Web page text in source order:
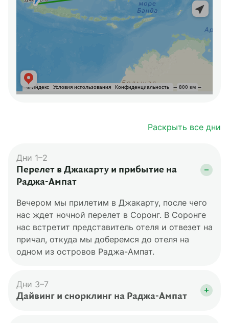
Раскрыть все дни
Дни 1–2
Перелет в Джакарту и прибытие на
Раджа-Ампат
Вечером мы прилетим в Джакарту, после чего
нас ждет ночной перелет в Соронг. В Соронге
нас встретит представитель отеля и отвезет на
причал, откуда мы доберемся до отеля на
одном из островов Раджа-Ампат.
Дни 3–7
Дайвинг и снорклинг на Раджа-Ампат